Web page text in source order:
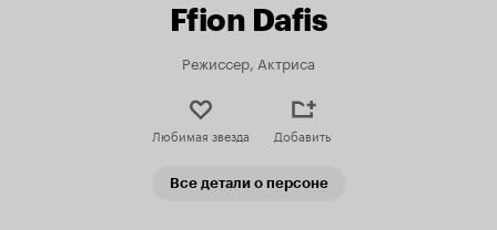
Ffion Dafis
Режиссер, Актриса
Любимая звезда Добавить
Все детали о персоне